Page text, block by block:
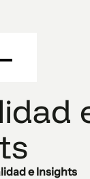
e Insights